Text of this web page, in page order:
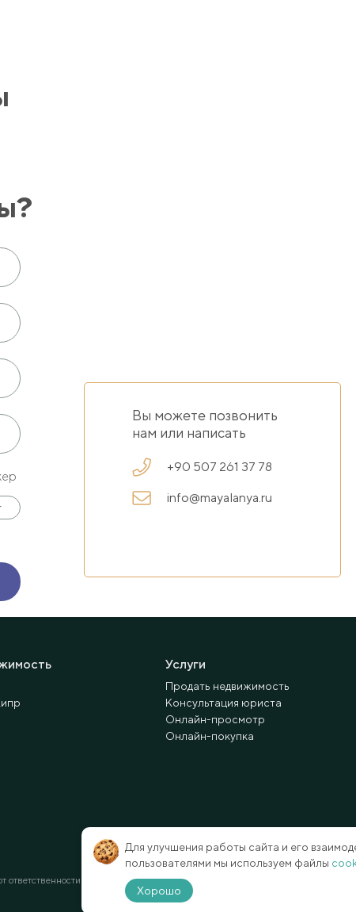
центре
Вы можете позвонить
нам или написать
+90 507 261 37 78
info@mayalanya.ru
Услуги
Продать недвижимость
Консультация юриста
Онлайн-просмотр
Онлайн-покупка
ответственности Способы оплаты
Для улучшения работы сайта и его
пользователями мы используем файлы
Хорошо